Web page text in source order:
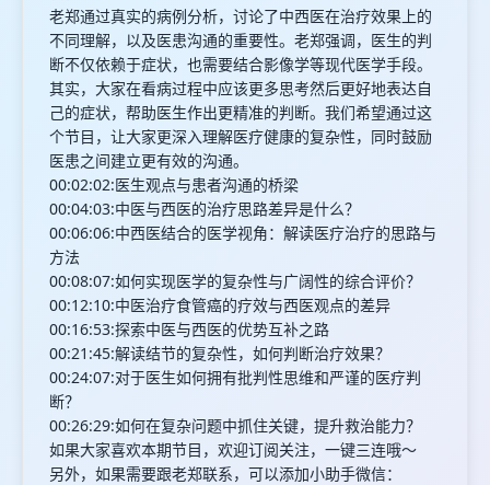
老郑通过真实的病例分析，讨论了中西医在治疗效果上的
不同理解，以及医患沟通的重要性。老郑强调，医生的判
断不仅依赖于症状，也需要结合影像学等现代医学手段。
其实，大家在看病过程中应该更多思考然后更好地表达自
己的症状，帮助医生作出更精准的判断。我们希望通过这
个节目，让大家更深入理解医疗健康的复杂性，同时鼓励
医患之间建立更有效的沟通。
00:02:02:医生观点与患者沟通的桥梁
00:04:03:中医与西医的治疗思路差异是什么？
00:06:06:中西医结合的医学视角：解读医疗治疗的思路与
方法
00:08:07:如何实现医学的复杂性与广阔性的综合评价？
00:12:10:中医治疗食管癌的疗效与西医观点的差异
00:16:53:探索中医与西医的优势互补之路
00:21:45:解读结节的复杂性，如何判断治疗效果？
00:24:07:对于医生如何拥有批判性思维和严谨的医疗判
断？
00:26:29:如何在复杂问题中抓住关键，提升救治能力？
如果大家喜欢本期节目，欢迎订阅关注，一键三连哦～
另外，如果需要跟老郑联系，可以添加小助手微信：